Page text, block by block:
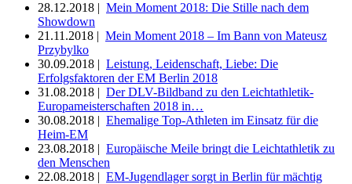
28.12.2018 | Mein Moment 2018: Die Stille nach dem
Showdown
21.11.2018 | Mein Moment 2018 – Im Bann von Mateusz
Przybylko
30.09.2018 | Leistung, Leidenschaft, Liebe: Die
Erfolgsfaktoren der EM Berlin 2018
31.08.2018 | Der DLV-Bildband zu den Leichtathletik-
Europameisterschaften 2018 in…
30.08.2018 | Ehemalige Top-Athleten im Einsatz für die
Heim-EM
23.08.2018 | Europäische Meile bringt die Leichtathletik zu
den Menschen
22.08.2018 | EM-Jugendlager sorgt in Berlin für mächtig